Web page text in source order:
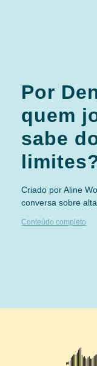
Por
quem
sabe
Criado por Aline
conversa sobre
Conteúdo completo